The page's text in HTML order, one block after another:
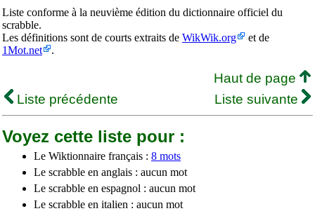
Liste conforme à la neuvième édition du dictionnaire officiel du
scrabble.
Les définitions sont de courts extraits de WikWik.org
et de
1Mot.net
.
Haut de page
Liste précédente
Liste suivante
Voyez cette liste pour :
Le Wiktionnaire français : 8 mots
Le scrabble en anglais : aucun mot
Le scrabble en espagnol : aucun mot
Le scrabble en italien : aucun mot